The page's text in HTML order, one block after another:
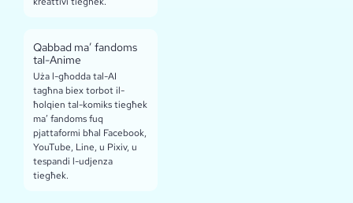
Qabbad ma’ fandoms
tal-Anime
Uża l-għodda tal-AI
tagħna biex torbot il-
ħolqien tal-komiks tiegħek
ma’ fandoms fuq
pjattaformi bħal Facebook,
YouTube, Line, u Pixiv, u
tespandi l-udjenza
tiegħek.